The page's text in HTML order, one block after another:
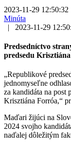
2023-11-29 12:50:32
Minúta
|
2023-11-29
Predsedníctvo
predsedu
„Republikové
jednomyseľne
za kandidáta na post
Krisztiána Forróa,“
Maďari žijúci na
2024 svojho
naďalej dôležitým